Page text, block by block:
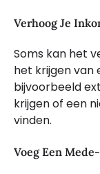
Verhoog Je
Soms kan het
het krijgen van
bijvoorbeeld
krijgen of een
vinden.
Voeg Een